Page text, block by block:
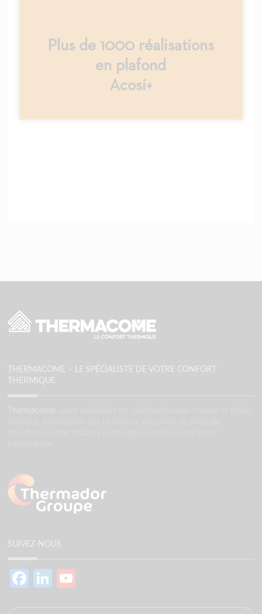
Plus de 1000 réalisations
en plafond
Acosi+
THERMACOME – LE SPÉCIALISTE DE VOTRE CONFORT
THERMIQUE
SUIVEZ-NOUS
FacebookLinkedIn